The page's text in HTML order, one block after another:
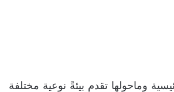
وماحولها تقدم بيئةً نوعية مختلفة